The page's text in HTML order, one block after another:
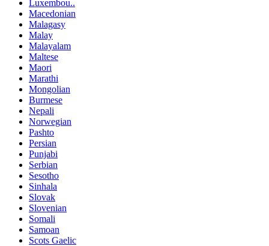
Luxembou..
Macedonian
Malagasy
Malay
Malayalam
Maltese
Maori
Marathi
Mongolian
Burmese
Nepali
Norwegian
Pashto
Persian
Punjabi
Serbian
Sesotho
Sinhala
Slovak
Slovenian
Somali
Samoan
Scots Gaelic